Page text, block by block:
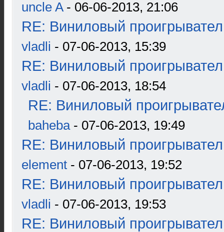
uncle A- 06-06-2013, 21:06
RE: Виниловый
vladli - 07-06-2013, 15:39
RE: Виниловый
vladli - 07-06-2013, 18:54
RE: Виниловый
baheba- 07-06-2013, 19:49
RE: Виниловый
element - 07-06-2013, 19:52
RE: Виниловый
vladli - 07-06-2013, 19:53
RE: Виниловый